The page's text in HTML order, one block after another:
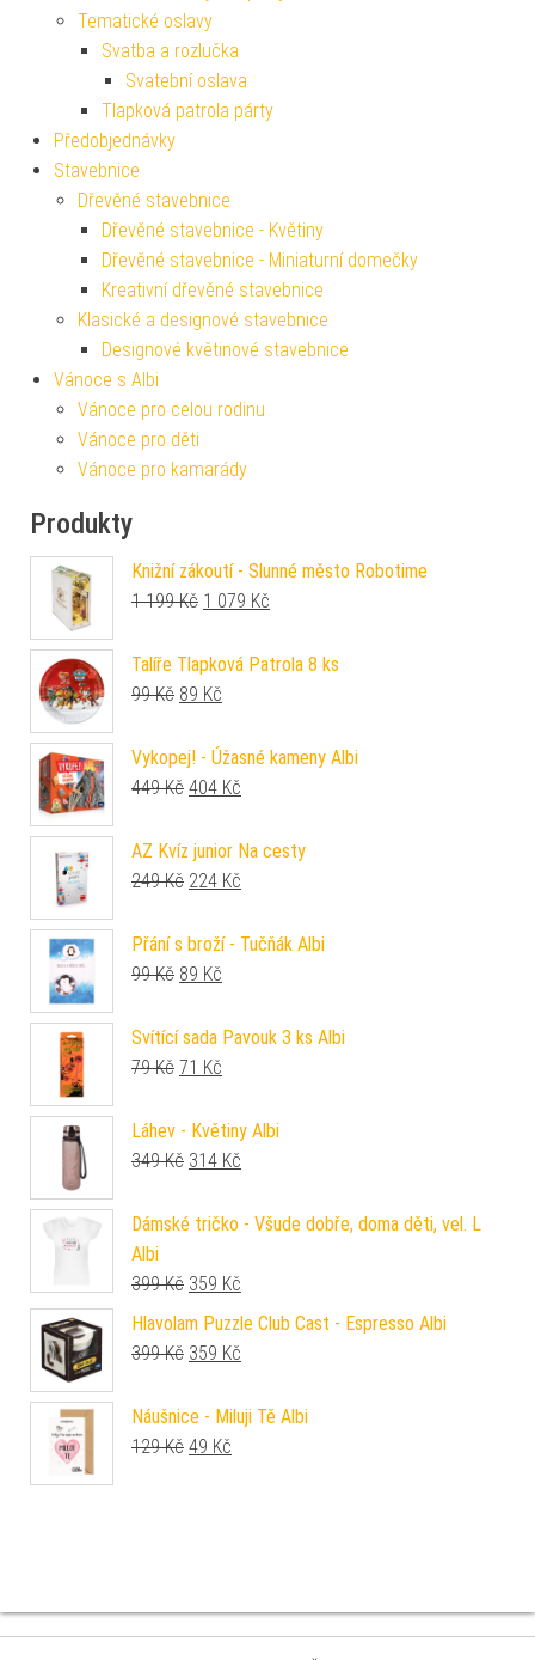
Tematické oslavy
Svatba a rozlučka
Svatební oslava
Tlapková patrola párty
Předobjednávky
Stavebnice
Dřevěné stavebnice
Dřevěné stavebnice - Květiny
Dřevěné stavebnice - Miniaturní domečky
Kreativní dřevěné stavebnice
Klasické a designové stavebnice
Designové květinové stavebnice
Vánoce s Albi
Vánoce pro celou rodinu
Vánoce pro děti
Vánoce pro kamarády
Produkty
Knižní zákoutí - Slunné město Robotime
1 199Kč Původní cena byla: 1 199 Kč.
1 079 Kč
Talíře Tlapková Patrola 8 ks
99Kč Původní cena byla: 99 Kč.
89 Kč
Vykopej! - Úžasné kameny Albi
449Kč Původní cena byla: 449 Kč.
404 Kč
AZ Kvíz junior Na cesty
249Kč Původní cena byla: 249 Kč.
224 Kč
Přání s broží - Tučňák Albi
99Kč Původní cena byla: 99 Kč.
89 Kč
Svítící sada Pavouk 3 ks Albi
79Kč Původní cena byla: 79 Kč.
71 Kč
Láhev - Květiny Albi
349Kč Původní cena byla: 349 Kč.
314 Kč
Dámské tričko - Všude dobře, doma děti, vel. L
Albi
399Kč Původní cena byla: 399 Kč.
359 Kč
Hlavolam Puzzle Club Cast - Espresso Albi
399Kč Původní cena byla: 399 Kč.
359 Kč
Náušnice - Miluji Tě Albi
129Kč Původní cena byla: 129 Kč.
49 Kč